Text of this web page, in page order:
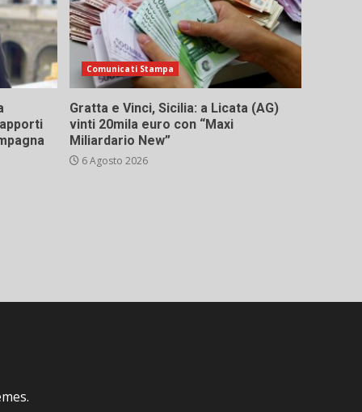
Comunicati Stampa
Gratta e Vinci, Sicilia: a Licata (AG)
vinti 20mila euro con “Maxi
Miliardario New”
6 Agosto 2026